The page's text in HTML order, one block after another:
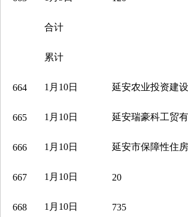
合计
累计
664 1月10日 延安农业投资建
665 1月10日 延安瑞豪科工贸
666 1月10日 延安市保障性住
667 1月10日 20
668 1月10日 735